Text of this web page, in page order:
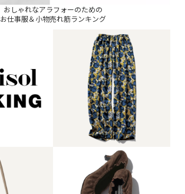
おしゃれなアラフォーのための
お仕事服＆小物売れ筋ランキング